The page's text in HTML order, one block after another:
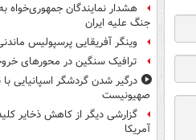
هشدار نمایندگان جمهوری‌خواه
جنگ علیه ایران
وینگر آفریقایی پرسپولیس
ترافیک سنگین در محورهای
درگیر شدن گردشگر اسپانیایی
صهیونیست
گزارشی دیگر از کاهش ذخایر
آمریکا